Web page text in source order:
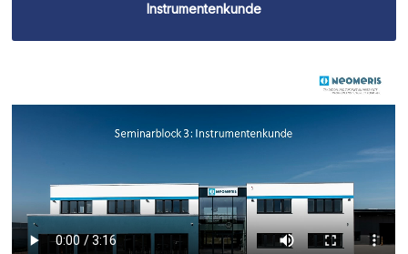
Instrumentenkunde